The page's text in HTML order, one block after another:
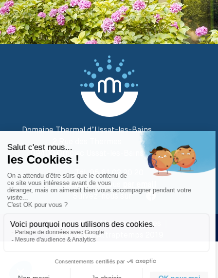
Domaine Thermal d’Ussat-les-Bains
09400 Ornolac Ussat-les-Bains
Tél. 05 61 02 20 20
Contactez-nous
Plan du site | Mentions légales
Réalisé par Attraptemps 2019